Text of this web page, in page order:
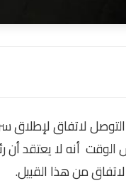
التوصل لاتفاق
أنه لا يعتقد أن
من هذا القبيل.